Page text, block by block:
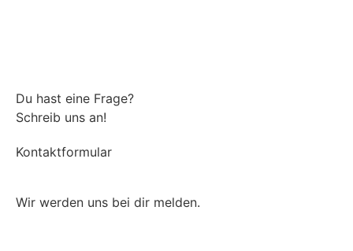
Du hast eine Frage?
Schreib uns an!
Kontaktformular
Wir werden uns bei dir melden.